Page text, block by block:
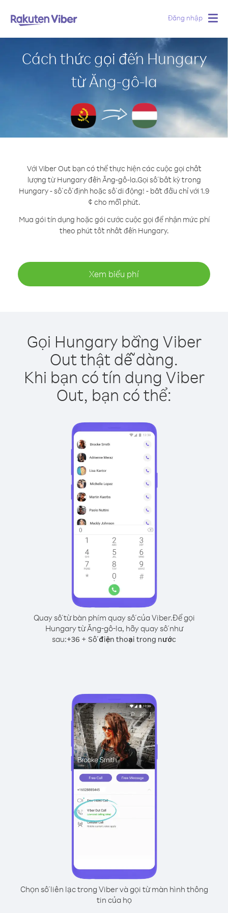
Đăng nhập
Cách thức gọi đến Hungary
từ Ăng-gô-la
Với Viber Out bạn có thể thực hiện các cuộc gọi chất
lượng từ Hungary đến Ăng-gô-la.Gọi số bất kỳ trong
Hungary - số cố định hoặc số di động! - bắt đầu chỉ với 1.9
¢ cho mỗi phút.
Mua gói tín dụng hoặc gói cước cuộc gọi để nhận mức phí
theo phút tốt nhất đến Hungary.
Xem biểu phí
Gọi Hungary bằng Viber
Out thật dễ dàng.
Khi bạn có tín dụng Viber
Out, bạn có thể:
Quay số từ bàn phím quay số của Viber.Để gọi
Hungary từ Ăng-gô-la, hãy quay số như
sau:+36 + Số điện thoại trong nước
Chọn số liên lạc trong Viber và gọi từ màn hình thông
tin của họ